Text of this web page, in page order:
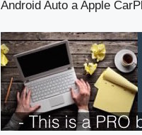
Android Auto a Apple